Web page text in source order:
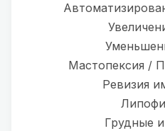
Мастопексия /
Ревизия
Грудные